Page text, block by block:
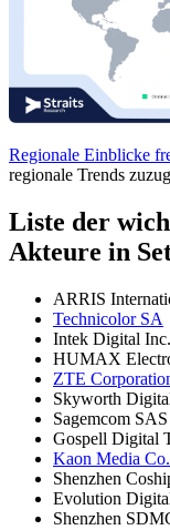
Regionale Einblicke
regionale Trends
Liste der
Akteure in
ARRIS
Technicolor SA
Intek Digital Inc.
HUMAX
ZTE
Skyworth
Sagemcom SAS
Gospell Digital
Kaon Media
Shenzhen
Evolution
Shenzhen